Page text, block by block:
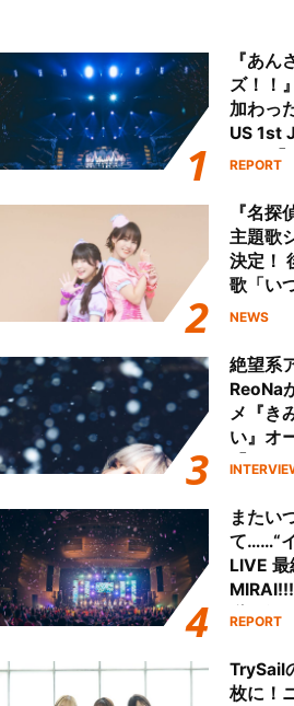
『あん
ズ！！
加わっ
US 1st
Final「
ート!!
REPORT
『名探
主題歌
決定！
歌「い
える」
NEWS
絶望系
ReoNa
メ『き
い』オ
「
またい
て……“
LIVE
動を経
REPORT
TrySail
枚に！